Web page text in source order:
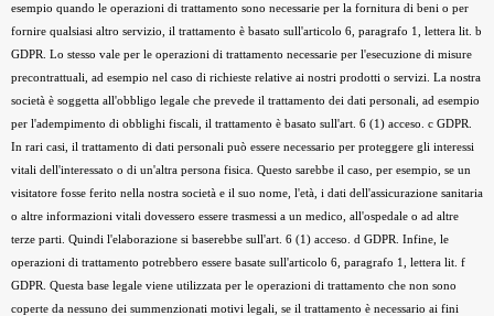
esempio quando le operazioni di trattamento sono necessarie per la fornitura di beni o per
fornire qualsiasi altro servizio, il trattamento è basato sull'articolo 6, paragrafo 1, lettera lit. b
GDPR. Lo stesso vale per le operazioni di trattamento necessarie per l'esecuzione di misure
precontrattuali, ad esempio nel caso di richieste relative ai nostri prodotti o servizi. La nostra
società è soggetta all'obbligo legale che prevede il trattamento dei dati personali, ad esempio
per l'adempimento di obblighi fiscali, il trattamento è basato sull'art. 6 (1) acceso. c GDPR.
In rari casi, il trattamento di dati personali può essere necessario per proteggere gli interessi
vitali dell'interessato o di un'altra persona fisica. Questo sarebbe il caso, per esempio, se un
visitatore fosse ferito nella nostra società e il suo nome, l'età, i dati dell'assicurazione sanitaria
o altre informazioni vitali dovessero essere trasmessi a un medico, all'ospedale o ad altre
terze parti. Quindi l'elaborazione si baserebbe sull'art. 6 (1) acceso. d GDPR. Infine, le
operazioni di trattamento potrebbero essere basate sull'articolo 6, paragrafo 1, lettera lit. f
GDPR. Questa base legale viene utilizzata per le operazioni di trattamento che non sono
coperte da nessuno dei summenzionati motivi legali, se il trattamento è necessario ai fini